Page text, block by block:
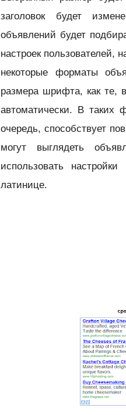
заголовок будет
объявлений будет
настроек пользователей,
некоторые форматы
размера шрифта, как те,
автоматически. В таких
очередь, способствует
могут выглядеть
использовать
латинице.